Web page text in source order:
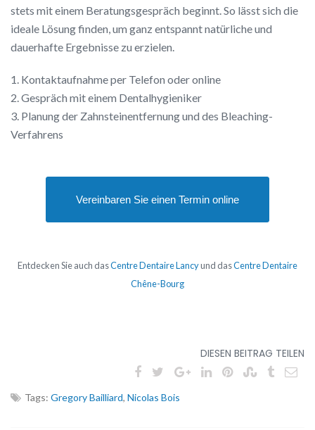
stets mit einem Beratungsgespräch beginnt. So lässt sich die
ideale Lösung finden, um ganz entspannt natürliche und
dauerhafte Ergebnisse zu erzielen.
1. Kontaktaufnahme per Telefon oder online
2. Gespräch mit einem Dentalhygieniker
3. Planung der Zahnsteinentfernung und des Bleaching-
Verfahrens
Vereinbaren Sie einen Termin online
Entdecken Sie auch dasCentre Dentaire Lancyund dasCentre Dentaire
Chêne-Bourg
DIESEN BEITRAG TEILEN
Tags: Gregory Bailliard, Nicolas Bois